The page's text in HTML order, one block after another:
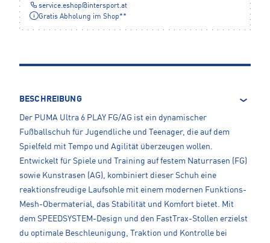
service.eshop@intersport.at
Gratis Abholung im Shop**
BESCHREIBUNG
Der PUMA Ultra 6 PLAY FG/AG ist ein dynamischer
Fußballschuh für Jugendliche und Teenager, die auf dem
Spielfeld mit Tempo und Agilität überzeugen wollen.
Entwickelt für Spiele und Training auf festem Naturrasen (FG)
sowie Kunstrasen (AG), kombiniert dieser Schuh eine
reaktionsfreudige Laufsohle mit einem modernen Funktions-
Mesh-Obermaterial, das Stabilität und Komfort bietet. Mit
dem SPEEDSYSTEM-Design und den FastTrax-Stollen erzielst
du optimale Beschleunigung, Traktion und Kontrolle bei